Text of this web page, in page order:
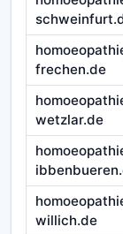
frechen.de
wetzlar.de
willich.de